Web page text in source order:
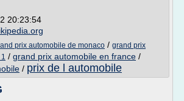
20:23:54
prix automobile de monaco / grand prix
/ grand prix automobile en france /
/ prix de l automobile